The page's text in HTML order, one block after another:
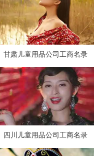
甘肃儿童用品公司工商名录
四川儿童用品公司工商名录